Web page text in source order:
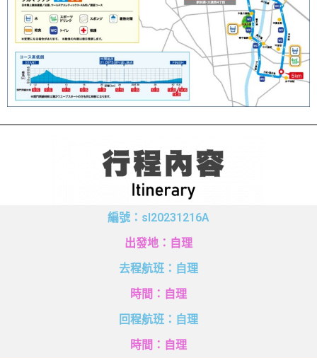
編號：sl20231216A
出發地：自理
去程航班：自理
時間：自理
回程航班：自理
時間：自理